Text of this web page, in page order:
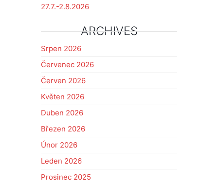
27.7.-2.8.2026
ARCHIVES
Srpen 2026
Červenec 2026
Červen 2026
Květen 2026
Duben 2026
Březen 2026
Únor 2026
Leden 2026
Prosinec 2025